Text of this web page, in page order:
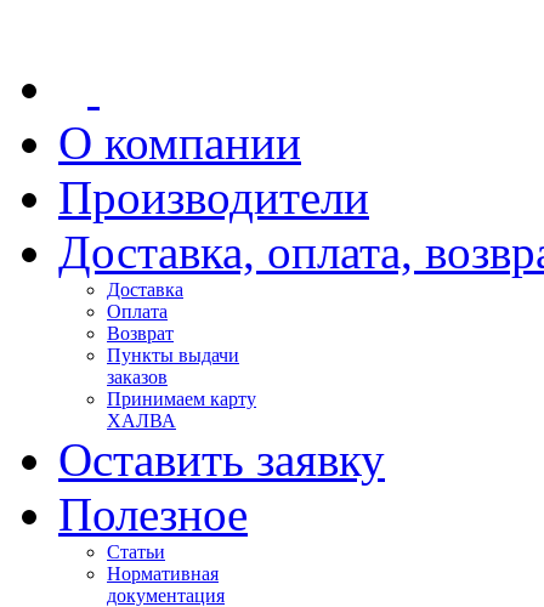
О компании
Производители
Доставка, оплата,
Доставка
Оплата
Возврат
Пункты выдачи
заказов
Принимаем карту
ХАЛВА
Оставить заявку
Полезное
Статьи
Нормативная
документация